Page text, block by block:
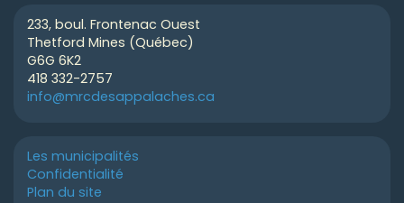
233, boul. Frontenac Ouest
Thetford Mines (Québec)
G6G 6K2
418 332-2757
info@mrcdesappalaches.ca
Les municipalités
Confidentialité
Plan du site